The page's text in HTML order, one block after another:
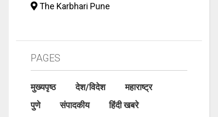
The Karbhari Pune
PAGES
मुख्यपृष्ठ देश/विदेश
महाराष्ट्र
पुणे
संपादकीय
हिंदी खबरे